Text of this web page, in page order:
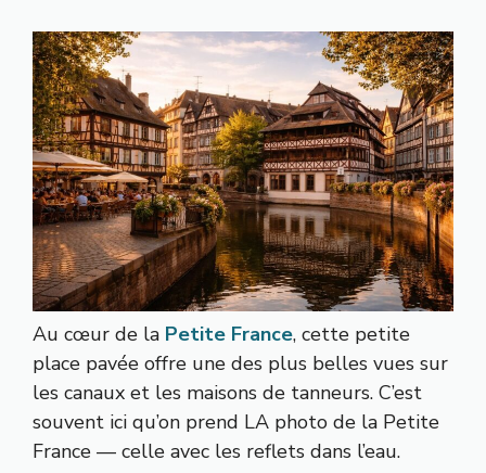
Au cœur de la Petite France, cette petite
place pavée offre une des plus belles vues sur
les canaux et les maisons de tanneurs. C’est
souvent ici qu’on prend LA photo de la Petite
France — celle avec les reflets dans l’eau.